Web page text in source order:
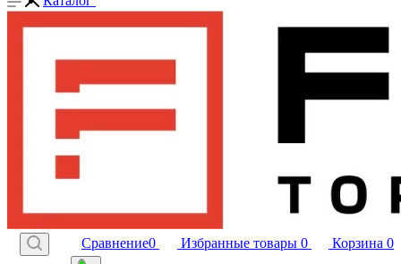
Сравнение0 Избранные товары 0 Корзина 0